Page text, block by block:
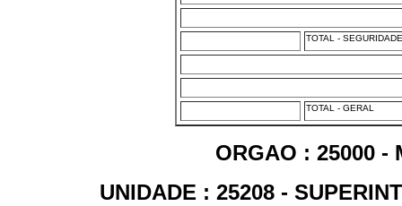
TOTAL - SEGURIDADE
TOTAL - GERAL
ORGAO : 25000 -
UNIDADE : 25208 -